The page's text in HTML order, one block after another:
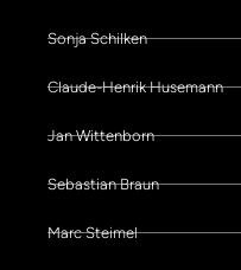
Sonja Schilken
Claude-Henrik Husemann
Jan Wittenborn
Sebastian Braun
Marc Steimel